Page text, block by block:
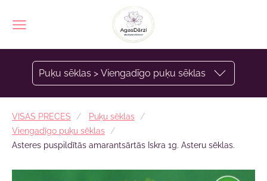
Puķu sēklas > Viengadīgo puķu sēklas
VISAS PRECES
Puķu sēklas
Viengadīgo puķu sēklas
Asteres puspildītās amarantsārtās Iskra 1g. Asteru sēklas.